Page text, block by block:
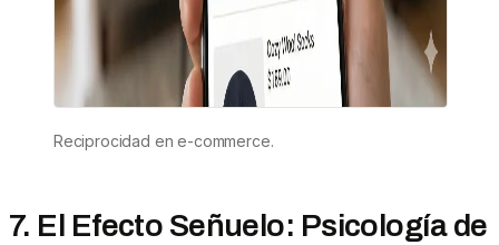
Reciprocidad en e-commerce.
7. El Efecto Señuelo: Psicología de